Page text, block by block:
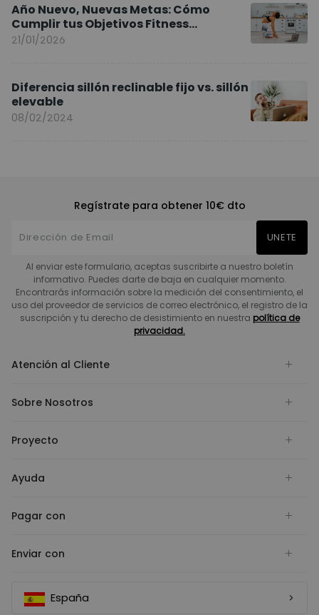
Año Nuevo, Nuevas Metas: Cómo
Cumplir tus Objetivos Fitness
Entrenando en Casa
21/01/2026
Diferencia sillón reclinable fijo vs. sillón
elevable
08/02/2024
Regístrate para obtener 10€ dto
UNETE
Al enviar este formulario, aceptas suscribirte a nuestro boletín
informativo. Puedes darte de baja en cualquier momento.
Encontrarás información sobre la medición del consentimiento, el
uso del proveedor de servicios de correo electrónico, el registro de la
suscripción y tu derecho de desistimiento en nuestra política de
privacidad.
Atención al Cliente
Sobre Nosotros
Proyecto
Ayuda
Pagar con
Enviar con
España